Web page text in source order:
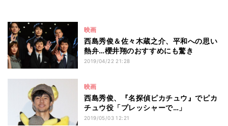
映画
西島秀俊＆佐々木蔵之介、平和への思い
熱弁…櫻井翔のおすすめにも驚き
2019/04/22 21:28
映画
西島秀俊、『名探偵ピカチュウ』でピカ
チュウ役「プレッシャーで…」
2019/05/03 12:21